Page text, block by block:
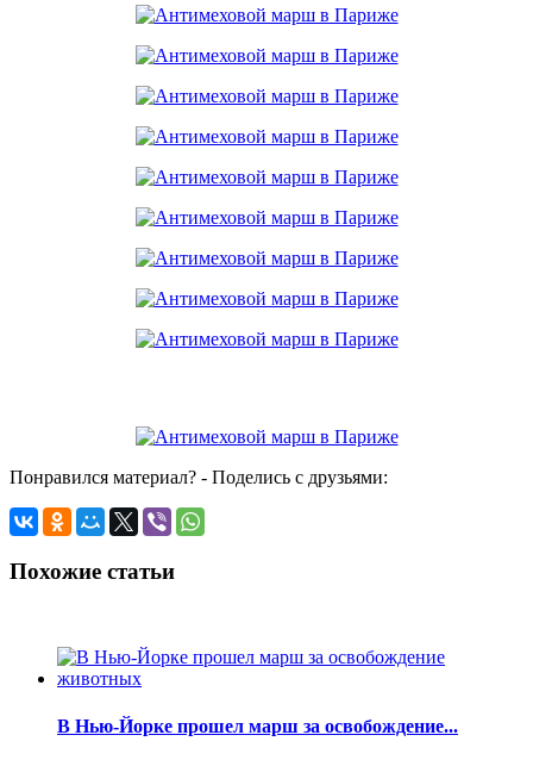
Понравился материал? - Поделись с друзьями:
Похожие статьи
В Нью-Йорке прошел марш за освобождение...